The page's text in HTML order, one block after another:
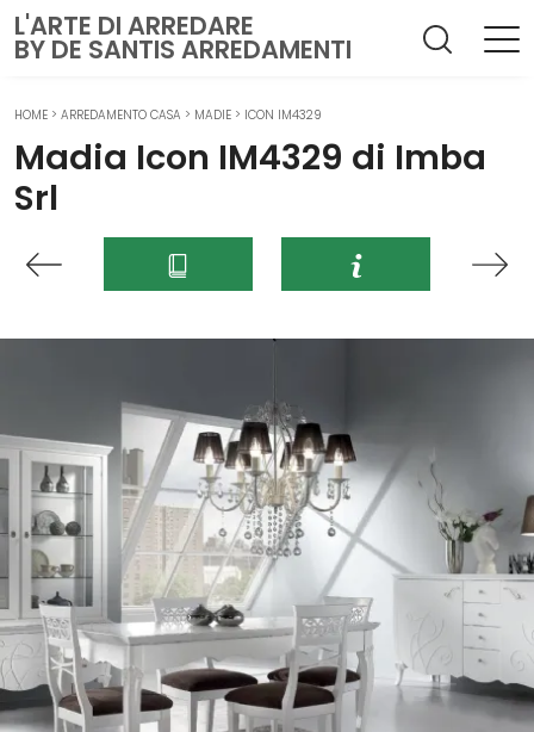
L'ARTE DI ARREDARE
BY DE SANTIS ARREDAMENTI
HOME > ARREDAMENTO CASA > MADIE > ICON IM4329
Madia Icon IM4329 di Imba
Srl